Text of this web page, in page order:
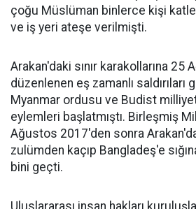
çoğu Müslüman binlerce kişi
ve iş yeri ateşe verilmişti.
Arakan'daki sınır karakollarına 25
düzenlenen eş zamanlı
Myanmar ordusu ve Budist
eylemleri başlatmıştı. Birleşmiş
Ağustos 2017'den sonra
zulümden kaçıp Bangladeş'e
bini geçti.
Uluslararası insan hakları